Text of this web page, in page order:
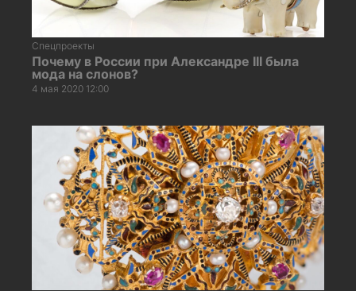
Спецпроекты
Почему в России при Александре III была
мода на слонов?
4 мая 2020 12:00